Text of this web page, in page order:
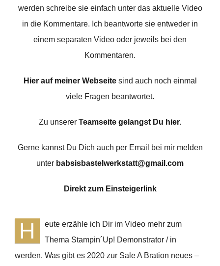
werden schreibe sie einfach unter das aktuelle Video
in die Kommentare. Ich beantworte sie entweder in
einem separaten Video oder jeweils bei den
Kommentaren.
Hier auf meiner Webseite sind auch noch einmal
viele Fragen beantwortet.
Zu unserer Teamseite gelangst Du hier.
Gerne kannst Du Dich auch per Email bei mir melden
unter babsisbastelwerkstatt@gmail.com
Direkt zum Einsteigerlink
H
eute erzähle ich Dir im Video mehr zum
Thema Stampin´Up! Demonstrator / in
werden. Was gibt es 2020 zur Sale A Bration neues –